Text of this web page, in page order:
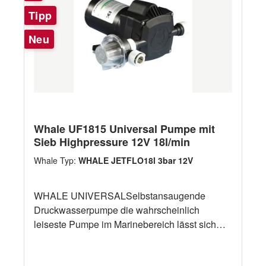
Tipp
Neu
Whale UF1815 Universal Pumpe mit
Sieb Highpressure 12V 18l/min
Whale Typ: WHALE JETFLO18l 3bar 12V
WHALE UNIVERSALSelbstansaugende
Druckwasserpumpe die wahrscheinlich
leiseste Pumpe im Marinebereich lässt sich